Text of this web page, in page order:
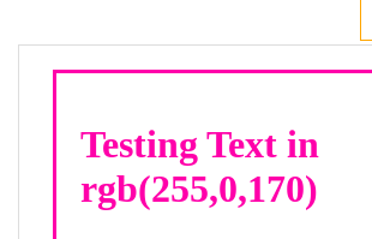
white, rgb(255,0,170));
div class="textColor borderColor"
< h1>Testing Text in rgb(255,0,170)